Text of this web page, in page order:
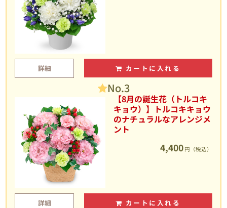
詳細 カートに入れる
No.3
【8月の誕生花（トルコキ
キョウ）】トルコキキョウ
のナチュラルなアレンジメ
ント
4,400 円（税込）
詳細 カートに入れる